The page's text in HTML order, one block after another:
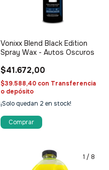
Vonixx Blend Black Edition
Spray Wax - Autos Oscuros
$41.672,00
$39.588,40 con Transferencia
o depósito
¡Solo quedan 2 en stock!
1 / 8